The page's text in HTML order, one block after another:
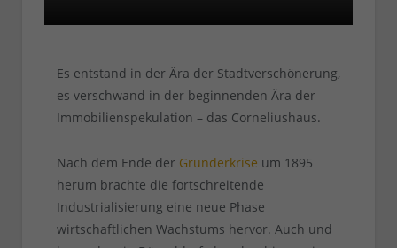
Es entstand in der Ära der Stadtverschönerung,
es verschwand in der beginnenden Ära der
Immobilienspekulation – das Corneliushaus.
Nach dem Ende der Gründerkrise um 1895
herum brachte die fortschreitende
Industrialisierung eine neue Phase
wirtschaftlichen Wachstums hervor. Auch und